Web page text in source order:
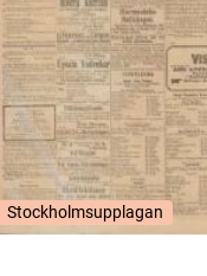
Stockholmsupplagan